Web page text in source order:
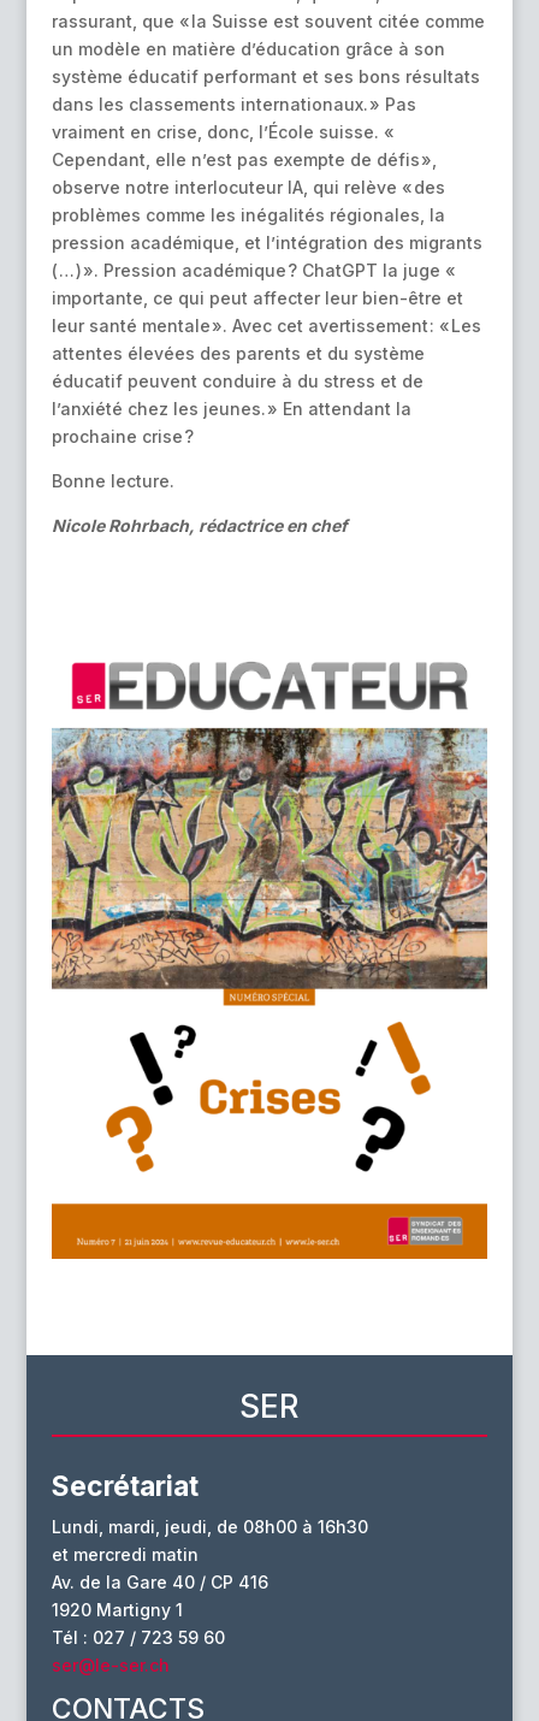
rassurant, que « la Suisse est souvent citée comme
un modèle en matière d’éducation grâce à son
système éducatif performant et ses bons résultats
dans les classements internationaux. » Pas
vraiment en crise, donc, l’École suisse. «
Cependant, elle n’est pas exempte de défis »,
observe notre interlocuteur IA, qui relève « des
problèmes comme les inégalités régionales, la
pression académique, et l’intégration des migrants
( … ) ». Pression académique ? ChatGPT la juge «
importante, ce qui peut affecter leur bien-être et
leur santé mentale ». Avec cet avertissement : « Les
attentes élevées des parents et du système
éducatif peuvent conduire à du stress et de
l’anxiété chez les jeunes. » En attendant la
prochaine crise ?
Bonne lecture.
Nicole Rohrbach, rédactrice en chef
SER
Secrétariat
Lundi, mardi, jeudi, de 08h00 à 16h30
et mercredi matin
Av. de la Gare 40 / CP 416
1920 Martigny 1
Tél : 027 / 723 59 60
ser@le-ser.ch
CONTACTS